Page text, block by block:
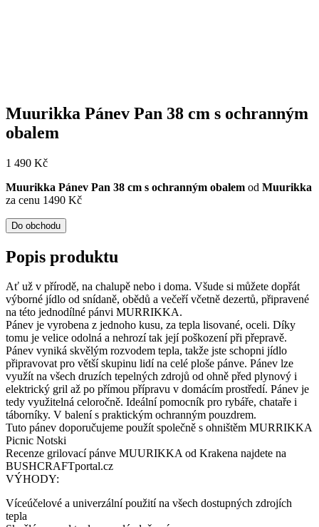
Muurikka Pánev Pan 38 cm s ochranným
obalem
1 490 Kč
Muurikka Pánev Pan 38 cm s ochranným obalem od Muurikka
za cenu 1490 Kč
Do obchodu
Popis produktu
Ať už v přírodě, na chalupě nebo i doma. Všude si můžete dopřát
výborné jídlo od snídaně, obědů a večeří včetně dezertů, připravené
na této jednodílné pánvi MURRIKKA.
Pánev je vyrobena z jednoho kusu, za tepla lisované, oceli. Díky
tomu je velice odolná a nehrozí tak její poškození při přepravě.
Pánev vyniká skvělým rozvodem tepla, takže jste schopni jídlo
připravovat pro větší skupinu lidí na celé ploše pánve. Pánev lze
využít na všech druzích tepelných zdrojů od ohně před plynový i
elektrický gril až po přímou přípravu v domácím prostředí. Pánev je
tedy využitelná celoročně. Ideální pomocník pro rybáře, chataře i
táborníky. V balení s praktickým ochranným pouzdrem.
Tuto pánev doporučujeme použít společně s ohništěm MURRIKKA
Picnic Notski
Recenze grilovací pánve MUURIKKA od Krakena najdete na
BUSHCRAFTportal.cz
VÝHODY:
Víceúčelové a univerzální použití na všech dostupných zdrojích
tepla